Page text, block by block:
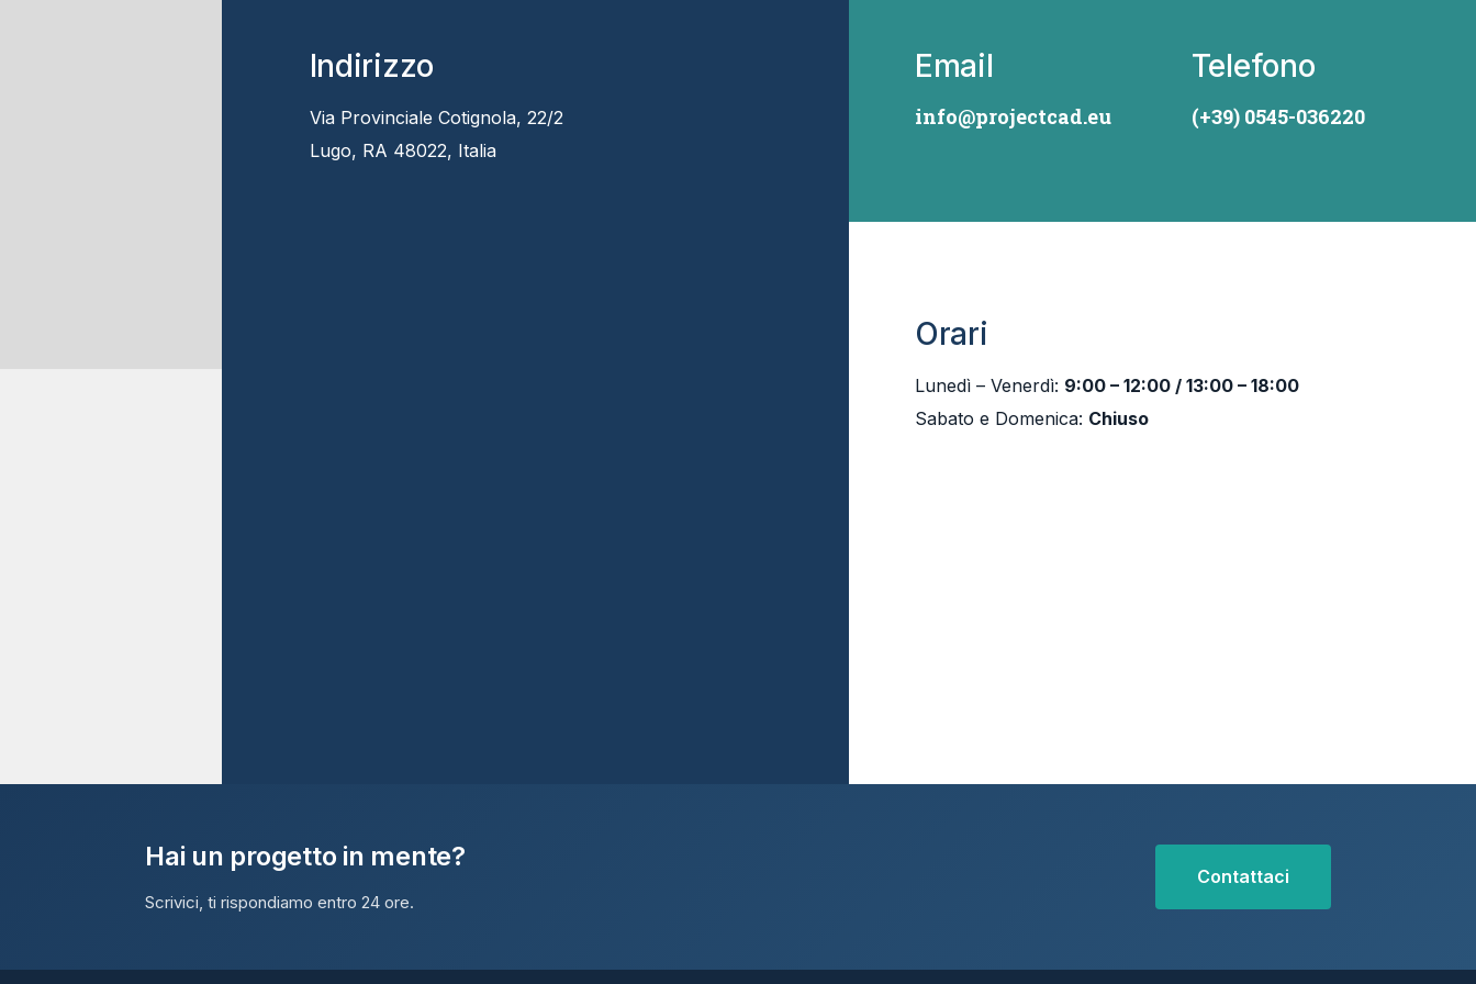
Indirizzo
Via Provinciale Cotignola, 22/2
Lugo, RA 48022, Italia
Email
info@projectcad.eu
Telefono
(+39) 0545-036220
Orari
Lunedì – Venerdì: 9:00 – 12:00 / 13:00 – 18:00
Sabato e Domenica: Chiuso
Hai un progetto in mente?
Scrivici, ti rispondiamo entro 24 ore.
Contattaci